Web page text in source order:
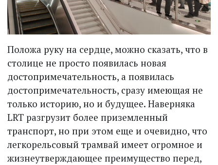
Положа руку на сердце, можно сказать, что в
столице не просто появилась новая
достопримечательность, а появилась
достопримечательность, сразу имеющая не
только историю, но и будущее. Наверняка
LRT разгрузит более приземленный
транспорт, но при этом еще и очевидно, что
легкорельсовый трамвай имеет огромное и
жизнеутверждающее преимущество перед,